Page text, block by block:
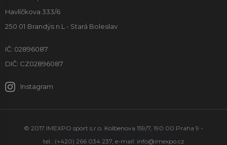
Havlíčkova 333/6
250 01 Brandýs n.L - Stará Boleslav
IČ: 02896087
DIČ: CZ02896087
Instagram
© 2017 IMEXPO sport s.r.o. Kolbenova 159/7, 190 00 Praha 9 -
tel.: (+420) 266 034 237, e-mail: info@imexpo.cz